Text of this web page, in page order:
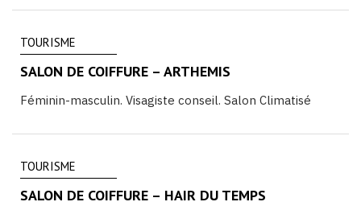
TOURISME
SALON DE COIFFURE – ARTHEMIS
Féminin-masculin. Visagiste conseil. Salon Climatisé
TOURISME
SALON DE COIFFURE – HAIR DU TEMPS